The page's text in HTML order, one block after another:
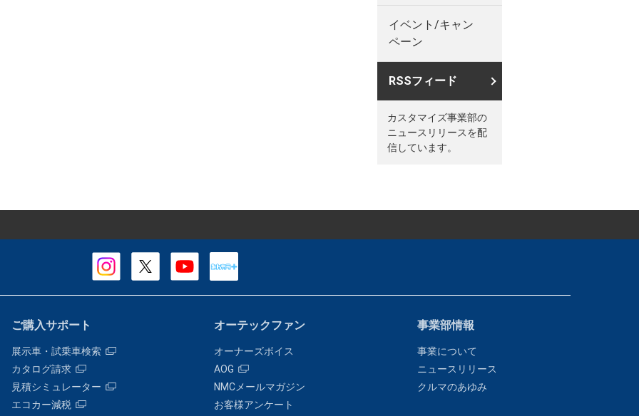
イベント/キャン
ペーン
RSSフィード
カスタマイズ事業部の
ニュースリリースを配
信しています。
ご購入サポート
展示車・試乗車検索
カタログ請求
見積シミュレーター
エコカー減税
オーテックファン
オーナーズボイス
AOG
NMCメールマガジン
お客様アンケート
事業部情報
事業について
ニュースリリース
クルマのあゆみ